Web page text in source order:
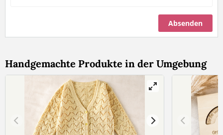
Absenden
Handgemachte Produkte in der Umgebung